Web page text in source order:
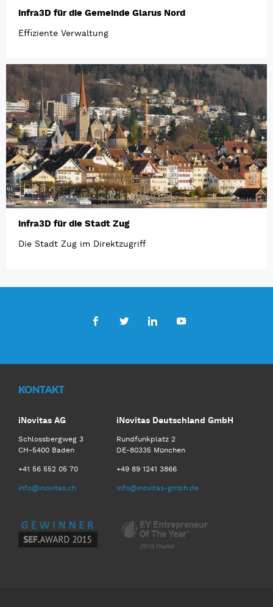
infra3D für die Gemeinde Glarus Nord
Effiziente Verwaltung
infra3D für die Stadt Zug
Die Stadt Zug im Direktzugriff
KONTAKT
iNovitas AG
Schlossbergweg 3
CH-5400 Baden
+41 56 552 05 70
info@inovitas.ch
iNovitas Deutschland GmbH
Rundfunkplatz 2
DE-80335 München
+49 89 1241 3866
info@inovitas-gmbh.de